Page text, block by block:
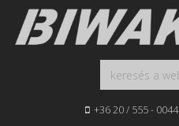
+36 20 / 555 - 0044